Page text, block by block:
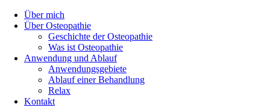
Über mich
Über Osteo­pa­thie
Geschich­te der Osteopathie
Was ist Osteopathie
Anwen­dung und Ablauf
Anwen­dungs­ge­bie­te
Ablauf einer Behandlung
Relax
Kon­takt